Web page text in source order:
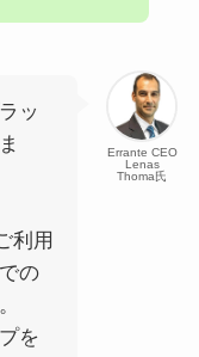
Errante CEO
Lenas
Thoma氏
ッ
利用
の
を